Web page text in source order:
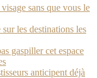
sans que vous le
les destinations les
gaspiller cet espace
anticipent déjà